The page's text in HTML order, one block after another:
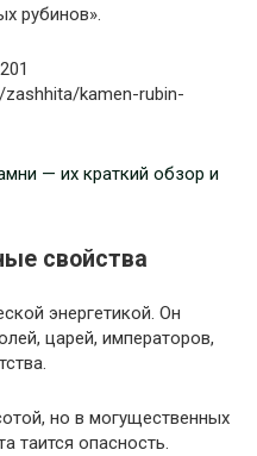
рубинов».
kamen-rubin-
— их краткий обзор и
свойства
энергетикой. Он
царей, императоров,
но в могущественных
таится опасность.